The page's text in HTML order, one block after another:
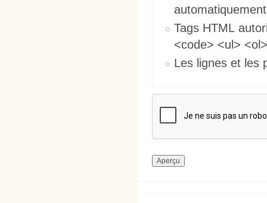
Tags HTML
<code> <ul>
Les lignes et les